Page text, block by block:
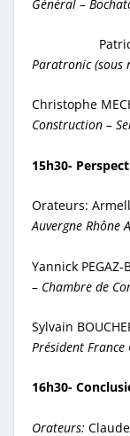
Général –
Paratronic (sous
Christophe
Construction –
15h30-
Orateurs:
Auvergne Rhône
Yannick PEGAZ-
– Chambre de
Sylvain
Président France
16h30-
Orateurs: